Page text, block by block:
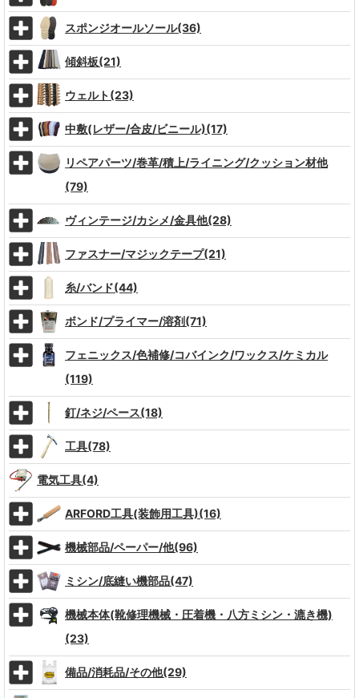
スポンジオールソール(36)
傾斜板(21)
ウェルト(23)
中敷(レザー/合皮/ビニール)(17)
リペアパーツ/巻革/積上/ライニング/クッション材他
(79)
ヴィンテージ/カシメ/金具他(28)
ファスナー/マジックテープ(21)
糸/バンド(44)
ボンド/プライマー/溶剤(71)
フェニックス/色補修/コバインク/ワックス/ケミカル
(119)
釘/ネジ/ペース(18)
工具(78)
電気工具(4)
ARFORD工具(装飾用工具)(16)
機械部品/ペーパー/他(96)
ミシン/底縫い機部品(47)
機械本体(靴修理機械・圧着機・八方ミシン・漉き機)
(23)
備品/消耗品/その他(29)